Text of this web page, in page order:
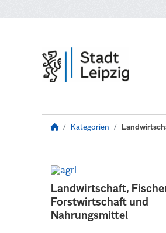
Kategorien
Landwirtschaft,
Forstwirtschaft und
Nahrungsmittel